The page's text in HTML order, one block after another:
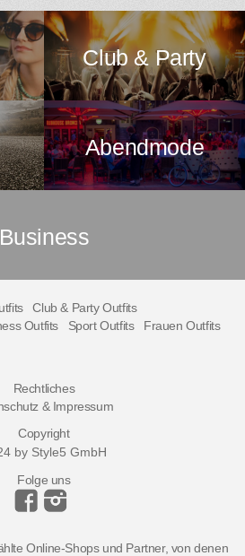
Club & Party
Abendmode
Business
Club & Party Outfits
Outfits Sport Outfits
Frauen Outfits
Rechtliches
& Impressum
Copyright
by Style5 GmbH
Folge uns
Online-Shops und Partner, von denen